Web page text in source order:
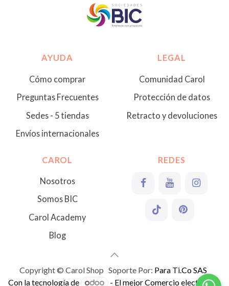
AYUDA
Cómo comprar
Preguntas Frecuentes
Sedes - 5 tiendas
Envíos internacionales
LEGAL
Comunidad Carol
Protección de datos
Retracto y devoluciones
CAROL
Nosotros
Somos BIC
Carol Academy
Blog
REDES
Copyright © Carol Shop Soporte Por: Para Ti.Co SAS
Con la tecnología de
- El mejorComercio electrónico